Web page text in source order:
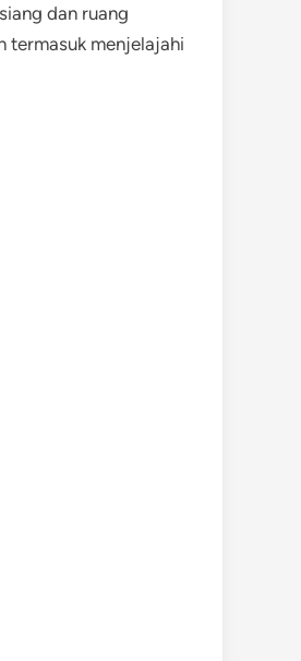
dan ruang
termasuk menjelajahi